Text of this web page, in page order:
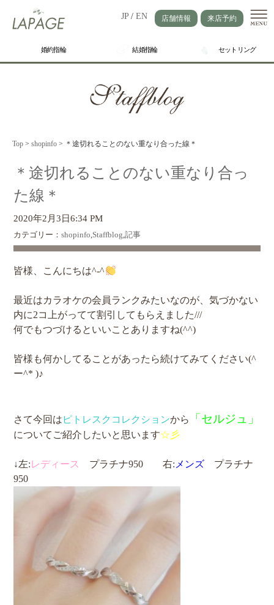
来店予約
店舗情報
JP / EN
婚約指輪 結婚指輪 セットリング
Top > shopinfo > ＊途切れることのない重なり合った線＊
＊途切れることのない重なり合っ
た線＊
2020年2月3日6:34 PM
カテゴリー：shopinfo,Staffblog,記事
皆様、こんにちは^-^
最近はカラオケの会員ランクみたいなのが、気づかない
内に2コ上がってて割引してもらえました///
何でもつづけるといいことありますね(^^)
皆様も何かしてることがあったら続けてみてください(^
ー^* )♪
さて今回は ピトレスクコレクションから 「セルジュ」
についてご紹介したいと思います☆彡
↓左:レディース プラチナ950 右: メンズ プラチナ
950